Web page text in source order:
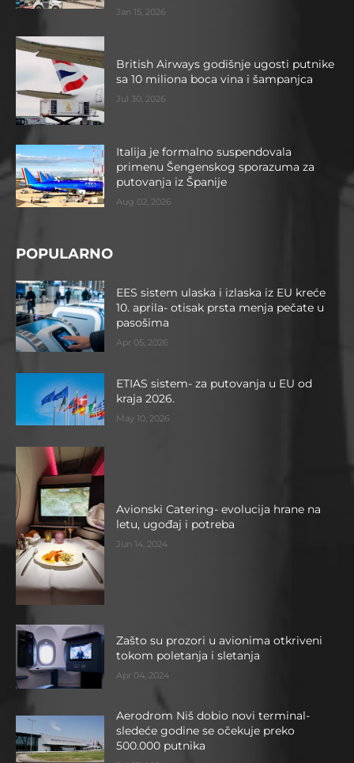
Jan 15, 2026
British Airways godišnje ugosti putnike
sa 10 miliona boca vina i šampanjca
Jul 30, 2026
Italija je formalno suspendovala
primenu Šengenskog sporazuma za
putovanja iz Španije
Aug 02, 2026
POPULARNO
EES sistem ulaska i izlaska iz EU kreće
10. aprila- otisak prsta menja pečate u
pasošima
Apr 05, 2026
ETIAS sistem- za putovanja u EU od
kraja 2026.
May 10, 2026
Avionski Catering- evolucija hrane na
letu, ugođaj i potreba
Jun 14, 2024
Zašto su prozori u avionima otkriveni
tokom poletanja i sletanja
Apr 04, 2024
Aerodrom Niš dobio novi terminal-
sledeće godine se očekuje preko
500.000 putnika